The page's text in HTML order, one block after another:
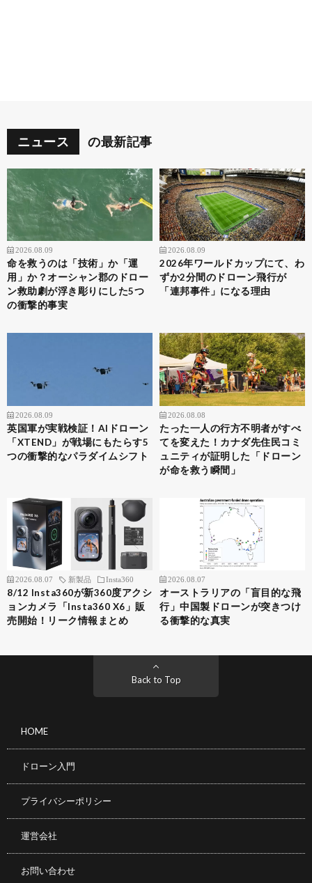
ニュース の最新記事
2026.08.09
命を救うのは「技術」か「運
用」か？オーシャン郡のドロー
ン救助劇が浮き彫りにした5つ
の衝撃的事実
2026.08.09
2026年ワールドカップにて、わ
ずか2分間のドローン飛行が
「連邦事件」になる理由
2026.08.09
英国軍が実戦検証！AIドローン
「XTEND」が戦場にもたらす5
つの衝撃的なパラダイムシフト
2026.08.08
たった一人の行方不明者がすべ
てを変えた！カナダ先住民コミ
ュニティが証明した「ドローン
が命を救う瞬間」
2026.08.07 新製品 Insta360
8/12 Insta360が新360度アクシ
ョンカメラ「Insta360 X6」販
売開始！リーク情報まとめ
2026.08.07
オーストラリアの「盲目的な飛
行」中国製ドローンが突きつけ
る衝撃的な真実
Back to Top
HOME
ドローン入門
プライバシーポリシー
運営会社
お問い合わせ